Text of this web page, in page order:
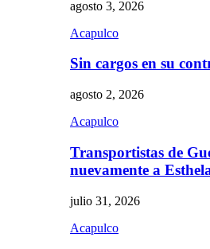
agosto 3, 2026
Acapulco
Sin cargos en su
agosto 2, 2026
Acapulco
Transportistas de
nuevamente a
julio 31, 2026
Acapulco